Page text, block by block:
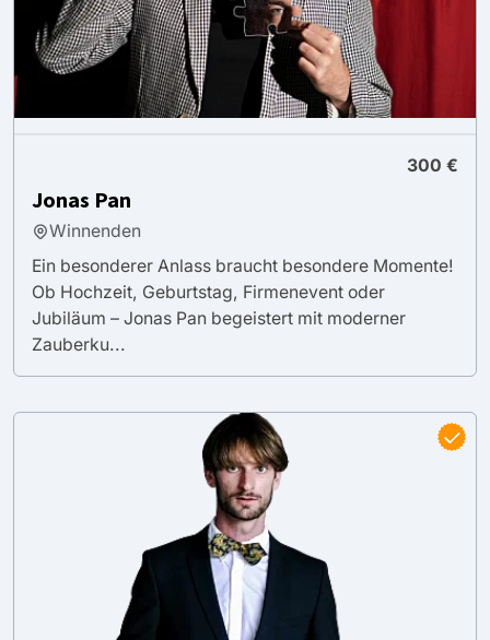
300 €
Jonas Pan
Winnenden
Ein besonderer Anlass braucht besondere Momente!
Ob Hochzeit, Geburtstag, Firmenevent oder
Jubiläum – Jonas Pan begeistert mit moderner
Zauberku...